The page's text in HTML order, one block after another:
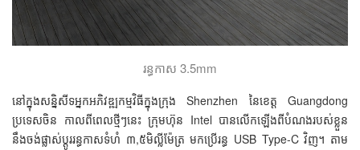
រន្ធកាស 3.5mm
នៅក្នុងសន្និសីទអ្នកអភិវឌ្ឍកម្មវិធីក្នុងក្រុង Shenzhen នៃខេត្ត Guangdong
ប្រទេសចិន កាលពីពេលថ្មីៗនេះ ក្រុមហ៊ុន Intel បានលើកឡើងពីបំណងរបស់ខ្លួន
នឹងចង់ផ្លាស់ប្ដូររន្ធកាសទំហំ ៣,៥មិល្លីម៉ែត្រ មកប្រើរន្ធ USB Type-C វិញ។ តាម